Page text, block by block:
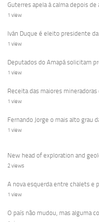
Guterres apela à calma depois
1 view
Iván Duque é eleito presidente
1 view
Deputados do Amapá solicitam
1 view
Receita das maiores mineradoras
1 view
Fernando Jorge o mais alto grau
1 view
New head of exploration and
2 views
A nova esquerda entre chalets e
1 view
O país não mudou, mas alguma